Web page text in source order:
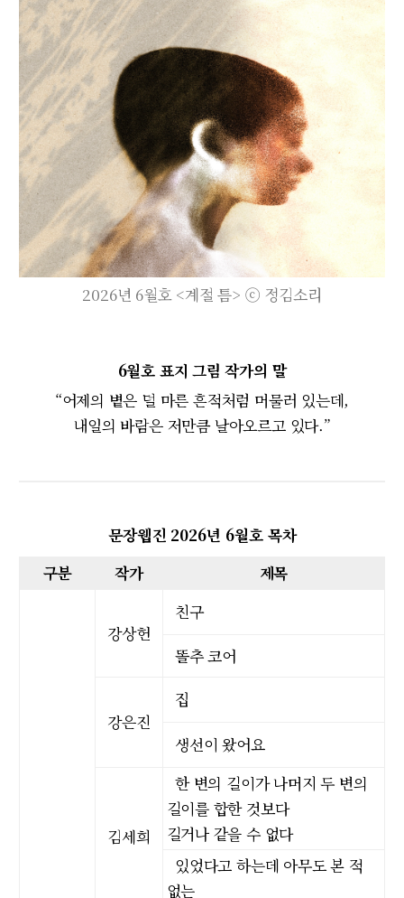
2026년 6월호 <계절 틈> ⓒ 정김소리
6월호 표지 그림 작가의 말
“어제의 볕은 덜 마른 흔적처럼 머물러 있는데,
내일의 바람은 저만큼 날아오르고 있다.”
문장웹진 2026년 6월호 목차
구분
작가 제목
강상헌
친구
똘추 코어
강은진
집
생선이 왔어요
김세희
한 변의 길이가 나머지 두 변의
길이를 합한 것보다
길거나 같을 수 없다
있었다고 하는데 아무도 본 적
없는